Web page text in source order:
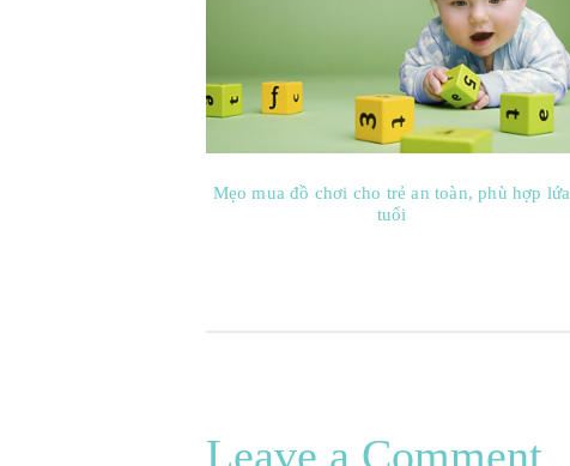
Mẹo mua đồ chơi cho trẻ an toàn, phù hợp lứa
tuổi